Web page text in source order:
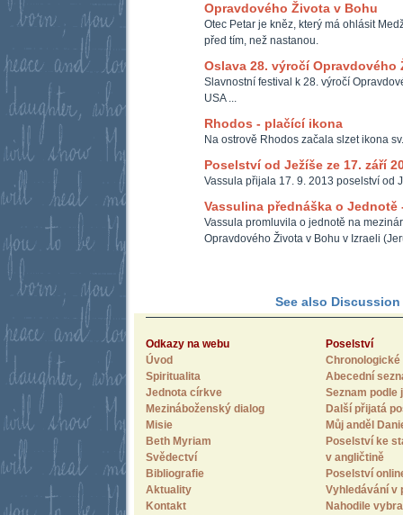
Opravdového Života v Bohu
Otec Petar je kněz, který má ohlásit
před tím, než nastanou.
Oslava 28. výročí Opravdového
Slavnostní festival k 28. výročí
USA ...
Rhodos - plačící ikona
Na ostrově Rhodos začala slzet ikona
Poselství od Ježíše ze 17. září
Vassula přijala 17. 9. 2013 poselství od
Vassulina přednáška o Jednotě
Vassula promluvila o jednotě na
Opravdového Života v Bohu v Izraeli
See also
Odkazy na webu
Úvod
Spiritualita
Jednota církve
Mezináboženský dialog
Misie
Beth Myriam
Svědectví
Bibliografie
Aktuality
Kontakt
Poselství
Chronologické
Abecední
Seznam
Další přijatá
Můj anděl
Poselství ke
v angličtině
Poselství
Vyhledávání v
Nahodile